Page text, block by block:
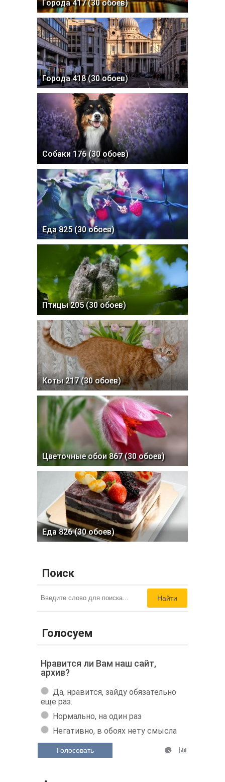
Города 417 (30 обоев)
Города 418 (30 обоев)
Собаки 176 (30 обоев)
Еда 825 (30 обоев)
Птицы 205 (30 обоев)
Коты 217 (30 обоев)
Цветочные обои 867 (30 обоев)
Еда 826 (30 обоев)
Поиск
Найти
Голосуем
Нравится ли Вам наш сайт,
архив?
Да, нравится, зайду обязательно
еще раз.
Нормально, на один раз
Негативно, в обоях нету смысла
Голосовать